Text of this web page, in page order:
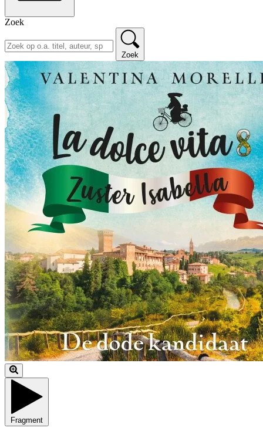
Zoek
Zoek
Fragment